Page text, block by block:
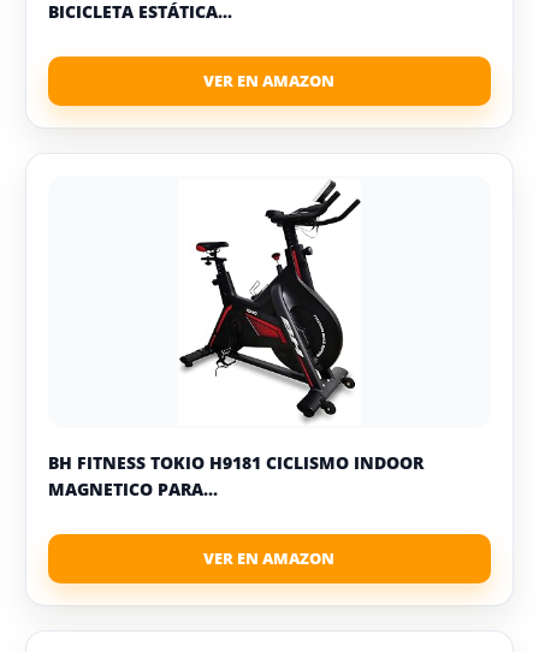
BICICLETA ESTÁTICA...
BH FITNESS TOKIO H9181 CICLISMO INDOOR
MAGNETICO PARA...